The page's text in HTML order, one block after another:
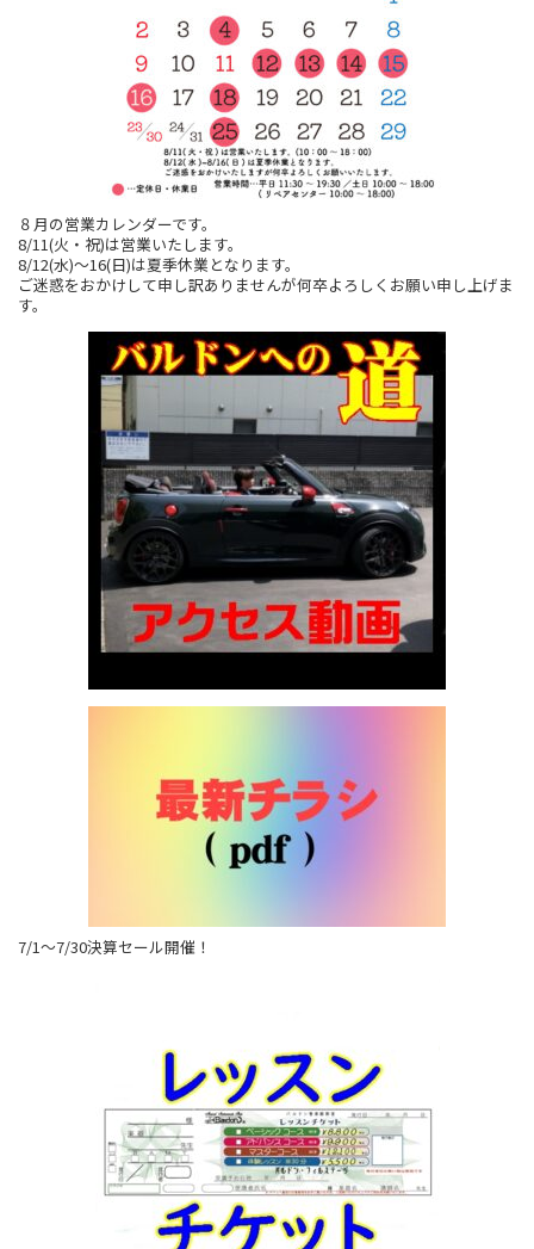
８月の営業カレンダーです。
8/11(火・祝)は営業いたします。
8/12(水)～16(日)は夏季休業となります。
ご迷惑をおかけして申し訳ありませんが何卒よろしくお願い申し上げま
す。
7/1～7/30決算セール開催！